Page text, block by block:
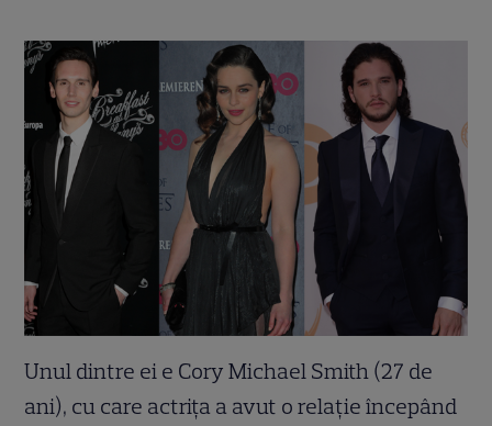
Unul dintre ei e Cory Michael Smith (27 de
ani), cu care actriţa a avut o relaţie începând